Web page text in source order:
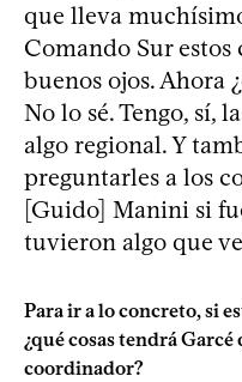
que lleva
Comando Sur
buenos ojos. Ahora
No lo sé. Tengo, sí,
algo regional. Y
preguntarles a los
[Guido] Manini si
tuvieron algo que
Para ir a lo concreto, si
¿qué cosas tendrá
coordinador?